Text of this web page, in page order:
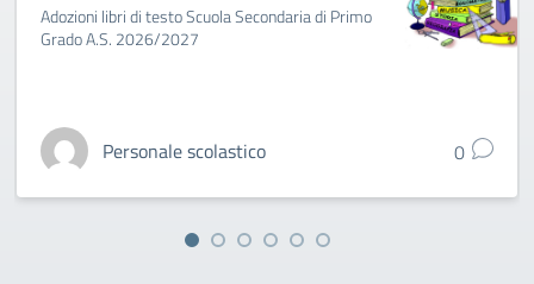
Adozioni libri di testo Scuola Secondaria di Primo
Grado A.S. 2026/2027
Personale scolastico 0